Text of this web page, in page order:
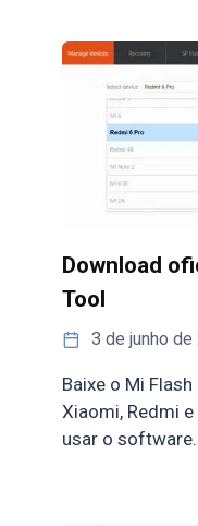
Download
Tool
3 de junho de
Baixe o Mi
Xiaomi, Redmi
usar o software.